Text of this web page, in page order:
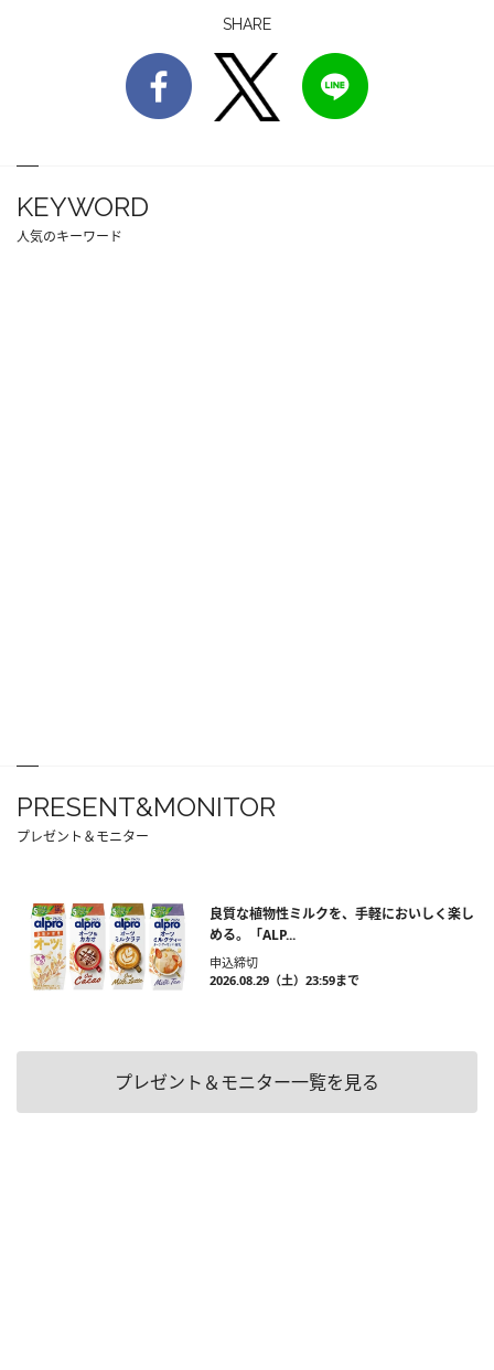
SHARE
KEYWORD
人気のキーワード
PRESENT&MONITOR
プレゼント＆モニター
良質な植物性ミルクを、手軽においしく楽し
める。「ALP...
申込締切
2026.08.29（土）23:59まで
プレゼント＆モニター一覧を見る